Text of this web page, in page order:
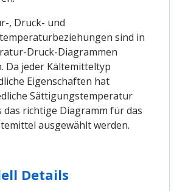
, Druck- und
sind in
Druck-Diagrammen
Da jeder Kältemitteltyp
Eigenschaften hat
Sättigungstemperatur
das richtige Diagramm für das
ausgewählt werden.
Details